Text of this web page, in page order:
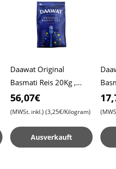
Daawat Original
Basmati Reis 20Kg ,
Daawat Reis , Daawat
Traditioneller weißer
56,07€
(MWSt. inkl.) (3,25€/Kilogram)
Ausverkauft